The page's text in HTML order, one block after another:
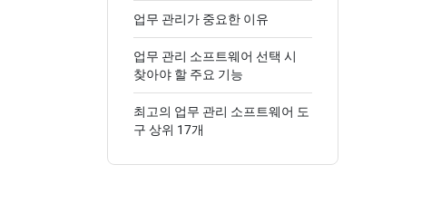
업무 관리가 중요한 이유
업무 관리 소프트웨어 선택 시
찾아야 할 주요 기능
최고의 업무 관리 소프트웨어 도
구 상위 17개